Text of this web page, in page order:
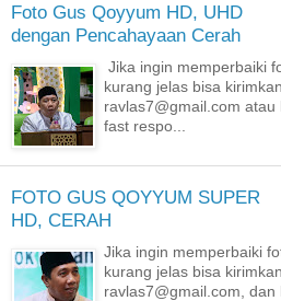
Foto Gus Qoyyum HD, UHD
dengan Pencahayaan Cerah
Jika ingin memperbaiki
kurang jelas bisa
ravlas7@gmail.com
fast respo...
FOTO GUS QOYYUM SUPER
HD, CERAH
Jika ingin memperbaiki
kurang jelas bisa
ravlas7@gmail.com,